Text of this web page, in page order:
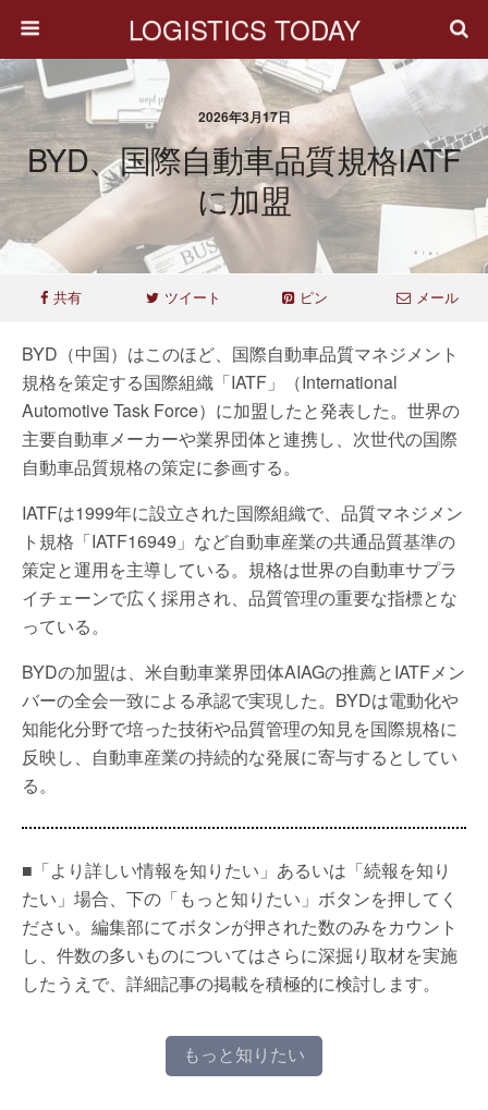
LOGISTICS TODAY
2026年3月17日
BYD、国際自動車品質規格IATF
に加盟
共有 ツイート ピン メール
BYD（中国）はこのほど、国際自動車品質マネジメント
規格を策定する国際組織「IATF」（International
Automotive Task Force）に加盟したと発表した。世界の
主要自動車メーカーや業界団体と連携し、次世代の国際
自動車品質規格の策定に参画する。
IATFは1999年に設立された国際組織で、品質マネジメン
ト規格「IATF16949」など自動車産業の共通品質基準の
策定と運用を主導している。規格は世界の自動車サプラ
イチェーンで広く採用され、品質管理の重要な指標とな
っている。
BYDの加盟は、米自動車業界団体AIAGの推薦とIATFメン
バーの全会一致による承認で実現した。BYDは電動化や
知能化分野で培った技術や品質管理の知見を国際規格に
反映し、自動車産業の持続的な発展に寄与するとしてい
る。
■「より詳しい情報を知りたい」あるいは「続報を知り
たい」場合、下の「もっと知りたい」ボタンを押してく
ださい。編集部にてボタンが押された数のみをカウント
し、件数の多いものについてはさらに深掘り取材を実施
したうえで、詳細記事の掲載を積極的に検討します。
もっと知りたい